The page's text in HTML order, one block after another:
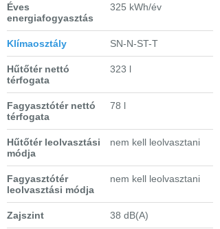
Éves
energiafogyasztás
325 kWh/év
Klímaosztály SN-N-ST-T
Hűtőtér nettó
térfogata
323 l
Fagyasztótér nettó
térfogata
78 l
Hűtőtér leolvasztási
módja
nem kell leolvasztani
Fagyasztótér
leolvasztási módja
nem kell leolvasztani
Zajszint 38 dB(A)